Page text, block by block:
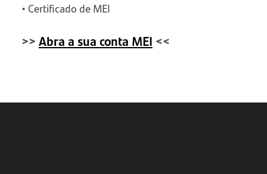
• Certificado de MEI
>> Abra a sua conta MEI <<